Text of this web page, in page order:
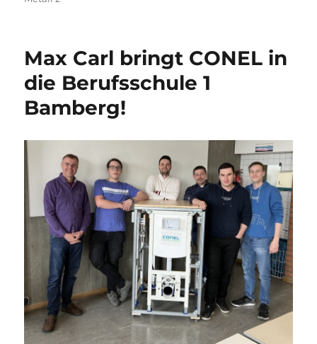
Max Carl bringt CONEL in
die Berufsschule 1
Bamberg!